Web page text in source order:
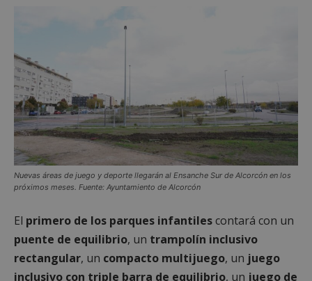
Nuevas áreas de juego y deporte llegarán al Ensanche Sur de Alcorcón en los
próximos meses. Fuente: Ayuntamiento de Alcorcón
El primero de los parques infantilescontará con un
puente de equilibrio, un trampolín inclusivo
rectangular, un compacto multijuego, un juego
inclusivo con triple barra de equilibrio, un juego de